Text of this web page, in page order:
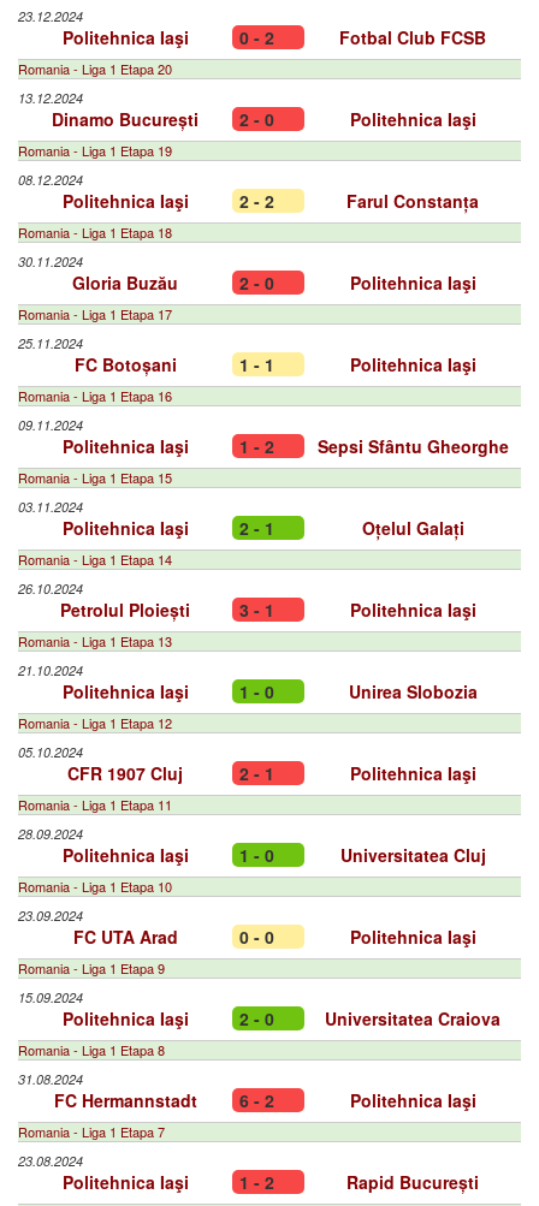
23.12.2024
Politehnica Iaşi 0 - 2 Fotbal Club FCSB
Romania - Liga 1 Etapa 20
13.12.2024
Dinamo București 2 - 0 Politehnica Iaşi
Romania - Liga 1 Etapa 19
08.12.2024
Politehnica Iaşi 2 - 2 Farul Constanța
Romania - Liga 1 Etapa 18
30.11.2024
Gloria Buzău 2 - 0 Politehnica Iaşi
Romania - Liga 1 Etapa 17
25.11.2024
FC Botoșani 1 - 1 Politehnica Iaşi
Romania - Liga 1 Etapa 16
09.11.2024
Politehnica Iaşi 1 - 2 Sepsi Sfântu Gheorghe
Romania - Liga 1 Etapa 15
03.11.2024
Politehnica Iaşi 2 - 1 Oțelul Galați
Romania - Liga 1 Etapa 14
26.10.2024
Petrolul Ploiești 3 - 1 Politehnica Iaşi
Romania - Liga 1 Etapa 13
21.10.2024
Politehnica Iaşi 1 - 0 Unirea Slobozia
Romania - Liga 1 Etapa 12
05.10.2024
CFR 1907 Cluj 2 - 1 Politehnica Iaşi
Romania - Liga 1 Etapa 11
28.09.2024
Politehnica Iaşi 1 - 0 Universitatea Cluj
Romania - Liga 1 Etapa 10
23.09.2024
FC UTA Arad 0 - 0 Politehnica Iaşi
Romania - Liga 1 Etapa 9
15.09.2024
Politehnica Iaşi 2 - 0 Universitatea Craiova
Romania - Liga 1 Etapa 8
31.08.2024
FC Hermannstadt 6 - 2 Politehnica Iaşi
Romania - Liga 1 Etapa 7
23.08.2024
Politehnica Iaşi 1 - 2 Rapid București